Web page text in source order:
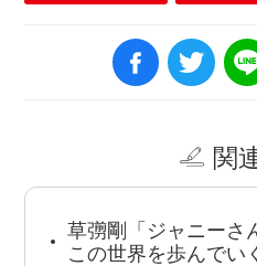
関
草彅剛「ジャニーさ
この世界を歩んでい